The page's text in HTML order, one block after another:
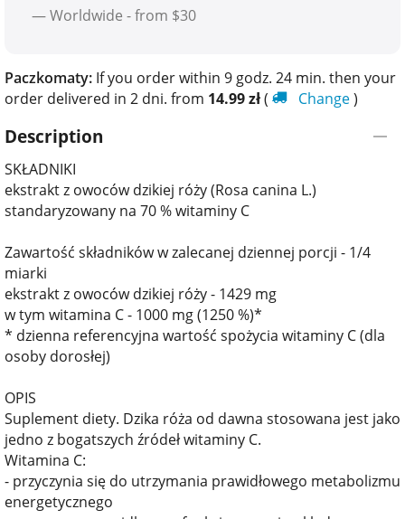
— Worldwide - from $30
Paczkomaty: If you order within 9 godz. 24 min. then your
order delivered in 2 dni. from 14.99zł( Change)
Description
SKŁADNIKI
ekstrakt z owoców dzikiej róży (Rosa canina L.)
standaryzowany na 70 % witaminy C
Zawartość składników w zalecanej dziennej porcji - 1/4
miarki
ekstrakt z owoców dzikiej róży - 1429 mg
w tym witamina C - 1000 mg (1250 %)*
* dzienna referencyjna wartość spożycia witaminy C (dla
osoby dorosłej)
OPIS
Suplement diety. Dzika róża od dawna stosowana jest jako
jedno z bogatszych źródeł witaminy C.
Witamina C:
- przyczynia się do utrzymania prawidłowego metabolizmu
energetycznego